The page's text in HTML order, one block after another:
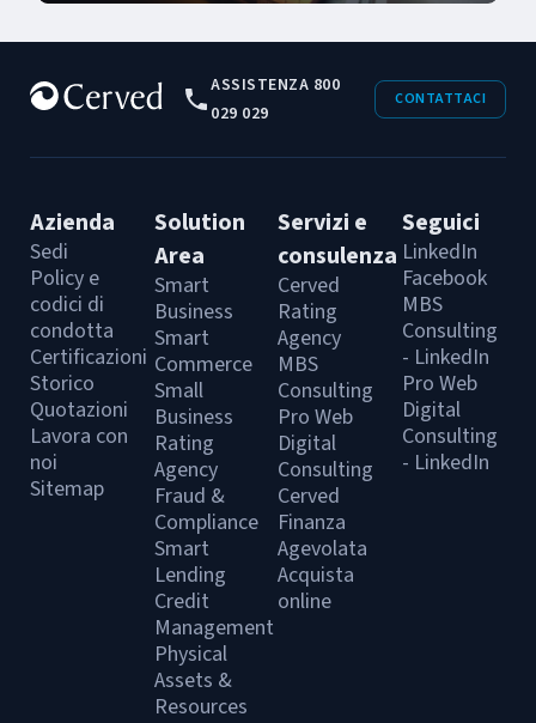
ASSISTENZA 800
029 029
CONTATTACI
Azienda
Sedi
Policy e
codici di
condotta
Certificazioni
Storico
Quotazioni
Lavora con
noi
Sitemap
Solution
Area
Smart
Business
Smart
Commerce
Small
Business
Rating
Agency
Fraud &
Compliance
Smart
Lending
Credit
Management
Physical
Assets &
Resources
Servizi e
consulenza
Cerved
Rating
Agency
MBS
Consulting
Pro Web
Digital
Consulting
Cerved
Finanza
Agevolata
Acquista
online
Seguici
LinkedIn
Facebook
MBS
Consulting
- LinkedIn
Pro Web
Digital
Consulting
- LinkedIn